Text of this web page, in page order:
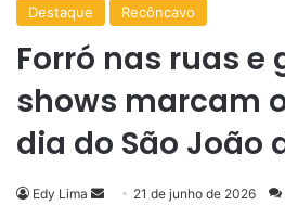
Destaque Recôncavo
Forró nas ruas e
shows marcam
dia do São João
Edy Lima
Mande21 de junho de 2026